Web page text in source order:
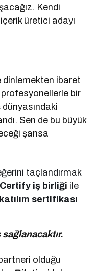
Kendi
üretici adayı
dinlemekten ibaret
bir
dünyasındaki
Sen de bu büyük
şansa
taçlandırmak
iş birliği ile
sertifikası
olduğu